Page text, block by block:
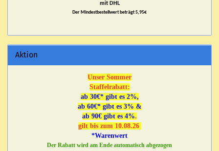
mit DHL
Der Mindestbestellwert beträgt 5,95€
Aktion
Unser Sommer
Staffelrabatt:
ab 30€* gibt es 2%,
ab 60€* gibt es 3% &
ab 90€ gibt es 4%.
gilt bis zum 10.08.26
*Warenwert
Der Rabatt wird am Ende automatisch abgezogen